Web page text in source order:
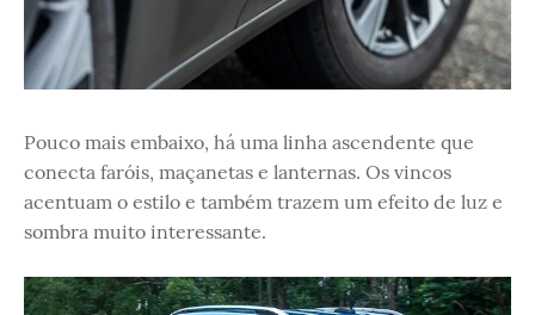
Pouco mais embaixo, há uma linha ascendente que
conecta faróis, maçanetas e lanternas. Os vincos
acentuam o estilo e também trazem um efeito de luz e
sombra muito interessante.